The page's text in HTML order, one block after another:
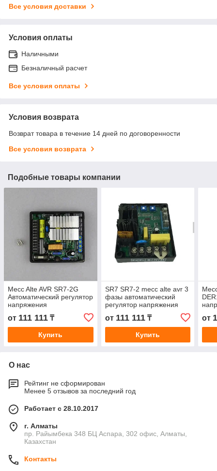
Все условия доставки
Условия оплаты
Наличными
Безналичный расчет
Все условия оплаты
Условия возврата
Возврат товара в течение 14 дней по договоренности
Все условия возврата
Подобные товары компании
Mecc Alte AVR SR7-2G
Автоматический регулятор
напряжения
от 111 111 ₸
Купить
SR7 SR7-2 mecc alte avr 3
фазы автоматический
регулятор напряжения
для дизель-генератора
от 111 111₸
Купить
от
О нас
Рейтинг не сформирован
Менее 5 отзывов за последний год
Работает с 28.10.2017
г. Алматы
пр. Райымбека 348 БЦ Аспара, 302 офис, Алматы,
Казахстан
Контакты